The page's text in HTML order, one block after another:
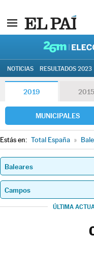
NOTICIAS RESULTADOS 2023
2019 2015
MUNICIPALES
Estás en: Total España »
ÚLTIMA